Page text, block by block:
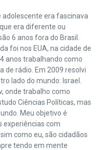
adolescente era fascinava
era diferente ou
6 anos fora do Brasil.
foi nos EUA, na cidade de
anos trabalhando como
de rádio. Em 2009 resolvi
lado do mundo: Israel.
onde trabalho como
Ciências Políticas, mas
Meu objetivo é
experiências com
como eu, são cidadãos
tendo em mente